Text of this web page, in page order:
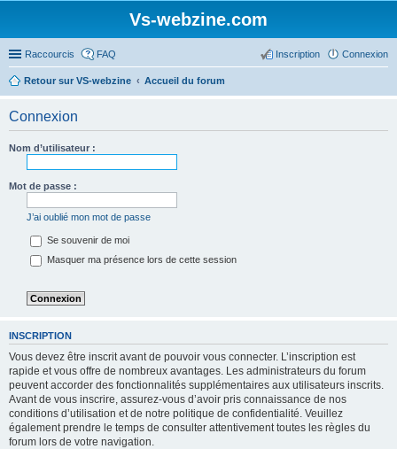
Vs-webzine.com
Raccourcis FAQ Connexion
Inscription
Retour sur VS-webzine Accueil du forum
Connexion
Nom d’utilisateur :
Mot de passe :
J’ai oublié mon mot de passe
Se souvenir de moi
Masquer ma présence lors de cette session
INSCRIPTION
Vous devez être inscrit avant de pouvoir vous connecter. L’inscription est
rapide et vous offre de nombreux avantages. Les administrateurs du forum
peuvent accorder des fonctionnalités supplémentaires aux utilisateurs inscrits.
Avant de vous inscrire, assurez-vous d’avoir pris connaissance de nos
conditions d’utilisation et de notre politique de confidentialité. Veuillez
également prendre le temps de consulter attentivement toutes les règles du
forum lors de votre navigation.